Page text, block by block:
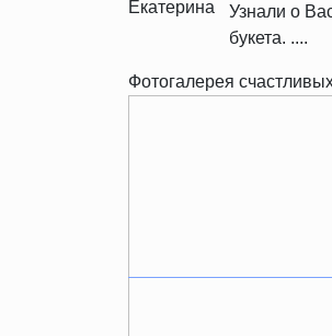
Узнали о
букета. ....
Фотогалерея